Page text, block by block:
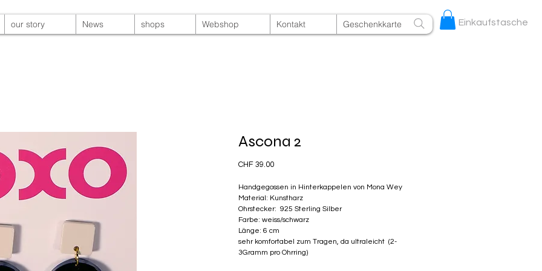
our story News shops Webshop Kontakt Geschenkkarte Einkaufstasche
Ascona 2
CHF 39.00Preis
Handgegossen in Hinterkappelen von Mona Wey
Material: Kunstharz
Ohrstecker: 925 Sterling Silber
Farbe: weiss/schwarz
Länge: 6 cm
sehr komfortabel zum Tragen, da ultraleicht (2-
3Gramm pro Ohrring)